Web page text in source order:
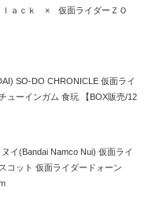
ｌａｃｋ × 仮面ライダーＺＯ
SO-DO CHRONICLE 仮面ライ
ューインガム 食玩 【BOX販売/12
イ(Bandai Namco Nui) 仮面ライ
コット 仮面ライダードォーン